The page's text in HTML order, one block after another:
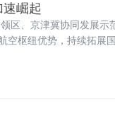
崛起
区、京津冀协同发展示
空枢纽优势，持续拓展